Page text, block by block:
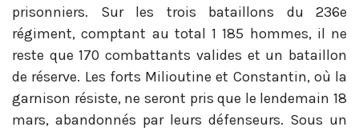
prisonniers. Sur les trois bataillons du 236e
régiment, comptant au total 1 185 hommes, il ne
reste que 170 combattants valides et un bataillon
de réserve. Les forts Milioutine et Constantin, où la
garnison résiste, ne seront pris que le lendemain 18
mars, abandonnés par leurs défenseurs. Sous un